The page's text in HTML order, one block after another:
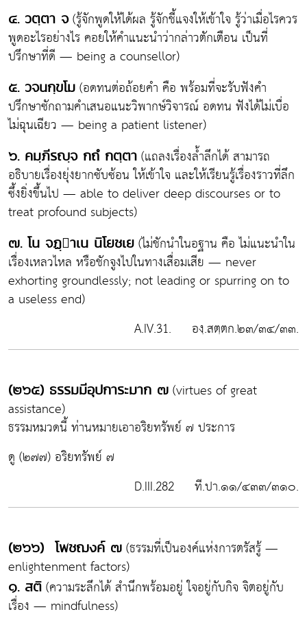
๔. วตฺตา จ(รู้จักพูดให้ได้ผล รู้จักชี้แจงให้เข้าใจ รู้ว่าเมื่อไรควร
พูดอะไรอย่างไร คอยให้คำแนะนำว่ากล่าวตักเตือน เป็นที่
ปรึกษาที่ดี — being a counsellor)
๕. วจนกฺขโม (อดทนต่อถ้อยคำ คือ พร้อมที่จะรับฟังคำ
ปรึกษาซักถามคำเสนอแนะวิพากษ์วิจารณ์ อดทน ฟังได้ไม่เบื่อ
ไม่ฉุนเฉียว — being a patient listener)
๖. คมฺภีรญฺจ กถํ กตฺตา (แถลงเรื่องล้ำลึกได้ สามารถ
อธิบายเรื่องยุ่งยากซับซ้อน ให้เข้าใจ และให้เรียนรู้เรื่องราวที่ลึก
ซึ้งยิ่งขึ้นไป — able to deliver deep discourses or to
treat profound subjects)
๗. โน จฏฺาเน นิโยชเย (ไม่ชักนำในอฐาน คือ ไม่แนะนำใน
เรื่องเหลวไหล หรือชักจูงไปในทางเสื่อมเสีย — never
exhorting groundlessly; not leading or spurring on to
a useless end)
A.IV.31. องฺ.สตฺตก.๒๓/๓๔/๓๓.
(๒๖๕) ธรรมมีอุปการะมาก ๗ (virtues of great
assistance)
ธรรมหมวดนี้ ท่านหมายเอาอริยทรัพย์ ๗ ประการ
ดู (๒๗๗) อริยทรัพย์ ๗
D.III.282 ที.ปา.๑๑/๔๓๓/๓๑๐.
(๒๖๖) โพชฌงค์ ๗ (ธรรมที่เป็นองค์แห่งการตรัสรู้ —
enlightenment factors)
๑. สติ (ความระลึกได้ สำนึกพร้อมอยู่ ใจอยู่กับกิจ จิตอยู่กับ
เรื่อง — mindfulness)